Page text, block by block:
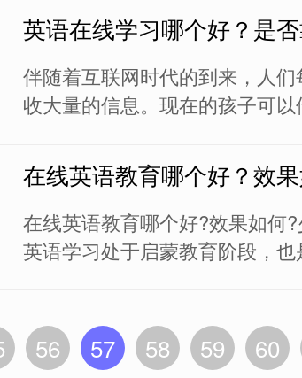
接送之后也能节省大量的时间成
本，和外教面对面实时互动，接
语辅导，促进英语水平的稳步
在的英语培...
英语在线学习哪个好？是否
伴随着互联网时代的到来，人
收大量的信息。现在的孩子可以
英语学习。其中，英语在线学习
孩子学英语的主流方式。家长们
课程感兴趣，但是有因为缺乏
英语在线学...
在线英语教育哪个好？效果
在线英语教育哪个好?效果如何
英语学习处于启蒙教育阶段，也
语学习的兴趣和需求不断增加，
教育市场规模也在逐渐扩大。家
56 57 58 59 60